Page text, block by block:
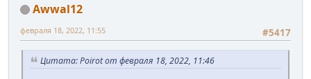
Awwal12
#5417
февраля 18, 2022, 11:55
Цитата: Poirot от февраля 18, 2022, 11:46